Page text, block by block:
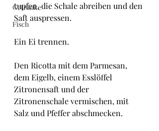
Getränke
Fisch
tupfen, die Schale abreiben und den
Saft auspressen.
Ein Ei trennen.
Den Ricotta mit dem Parmesan,
dem Eigelb, einem Esslöffel
Zitronensaft und der
Zitronenschale vermischen, mit
Salz und Pfeffer abschmecken.